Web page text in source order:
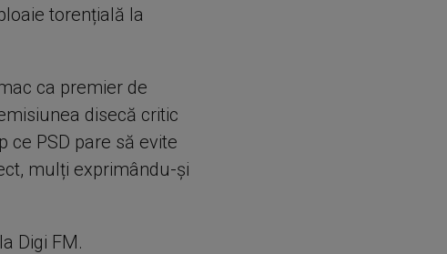
torențială la
ca premier de
disecă critic
ce PSD pare să evite
mulți exprimându-și
Digi FM.